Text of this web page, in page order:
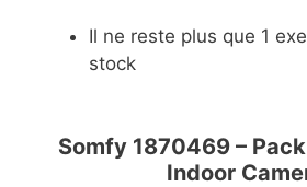
Il ne reste plus que 1
stock
Somfy 1870469 –
Indoor